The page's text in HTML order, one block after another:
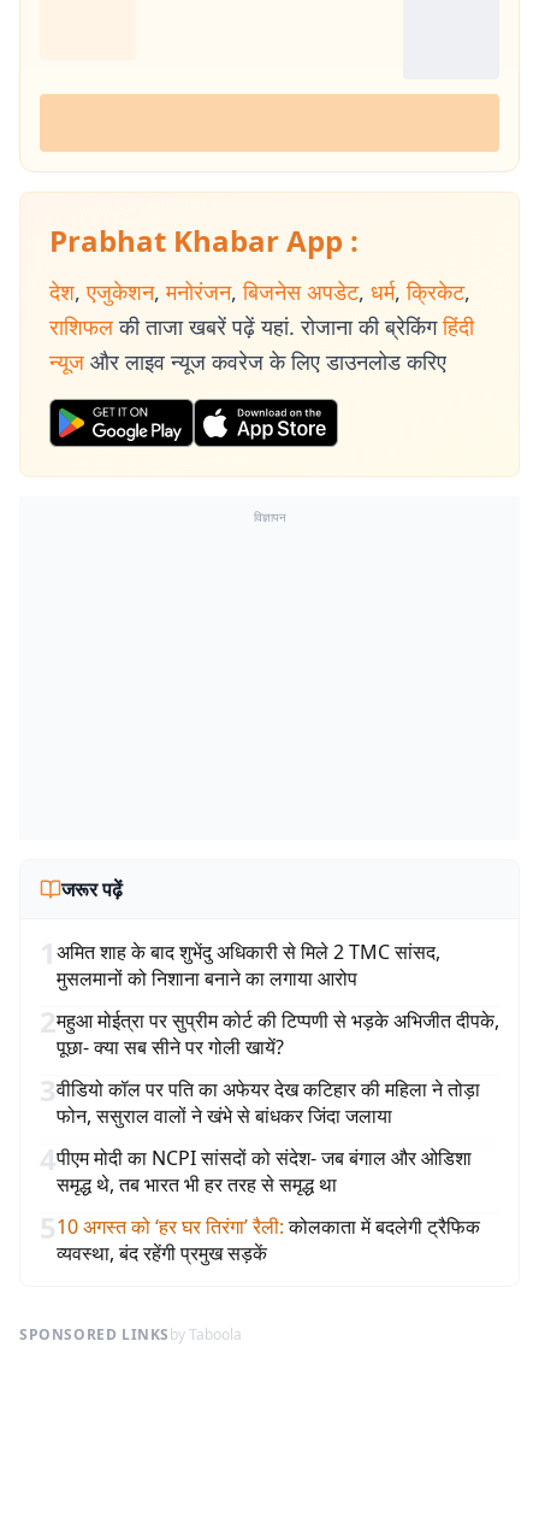
Prabhat Khabar App :
देश, एजुकेशन, मनोरंजन, बिजनेस अपडेट, धर्म, क्रिकेट,
राशिफल की ताजा खबरें पढ़ें यहां. रोजाना की ब्रेकिंग हिंदी
न्यूज और लाइव न्यूज कवरेज के लिए डाउनलोड करिए
विज्ञापन
जरूर पढ़ें
1अमित शाह के बाद शुभेंदु अधिकारी से मिले 2 TMC सांसद,
मुसलमानों को निशाना बनाने का लगाया आरोप
2महुआ मोईत्रा पर सुप्रीम कोर्ट की टिप्पणी से भड़के अभिजीत दीपके,
पूछा- क्या सब सीने पर गोली खायें?
3वीडियो कॉल पर पति का अफेयर देख कटिहार की महिला ने तोड़ा
फोन, ससुराल वालों ने खंभे से बांधकर जिंदा जलाया
4पीएम मोदी का NCPI सांसदों को संदेश- जब बंगाल और ओडिशा
समृद्ध थे, तब भारत भी हर तरह से समृद्ध था
510 अगस्त को ‘हर घर तिरंगा’ रैली: कोलकाता में बदलेगी ट्रैफिक
व्यवस्था, बंद रहेंगी प्रमुख सड़कें
SPONSORED LINKSby Taboola